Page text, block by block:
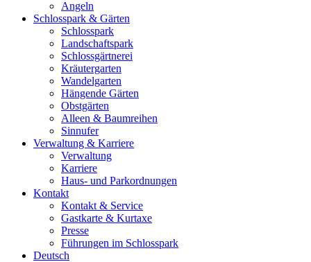
Angeln
Schlosspark & Gärten
Schlosspark
Landschaftspark
Schlossgärtnerei
Kräutergarten
Wandelgarten
Hängende Gärten
Obstgärten
Alleen & Baumreihen
Sinnufer
Verwaltung & Karriere
Verwaltung
Karriere
Haus- und Parkordnungen
Kontakt
Kontakt & Service
Gastkarte & Kurtaxe
Presse
Führungen im Schlosspark
Deutsch